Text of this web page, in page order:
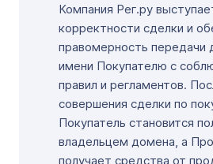
Компания Рег.ру
корректности сделки и
правомерность передачи
имени Покупателю с
правил и регламентов.
совершения сделки по
Покупатель становится
владельцем домена, а
получает средства от